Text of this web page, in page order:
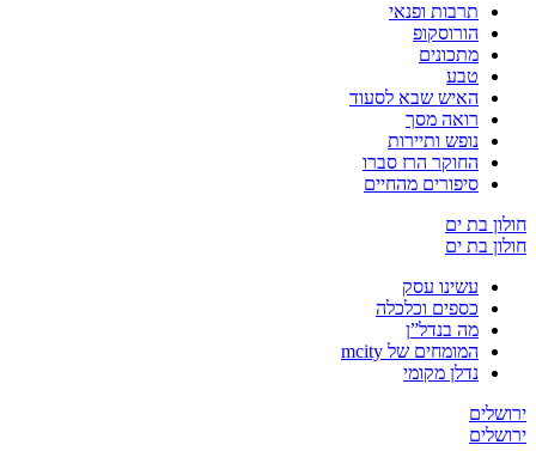
תרבות ופנאי
הורוסקופ
מתכונים
טבע
האיש שבא לסעוד
רואה מסך
נופש ותיירות
החוקר הרז סברו
סיפורים מהחיים
בת ים
בת ים
עשינו עסק
כספים וכלכלה
מה בנדל”ן
המומחים של mcity
נדלן מקומי